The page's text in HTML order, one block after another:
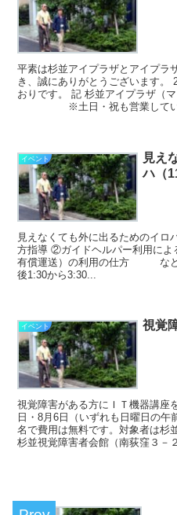
平素は杉並アイプラザとアイプラ
き、誠にありがとうございます。
おりです。 記 杉並アイプラザ（
※土日・祝も営業してい
イベント
見え
ハ（
見えなくても外に出るためのイ
方指導 ②ガイドヘルパー利用に
有償運送）の利用の仕方 な
後1:30から3:30...
イベント 視覚
視覚障害がある方にＩＴ機器講座
日・8月6日（いずれも日曜日の
名で費用は無料です。対象者は杉
杉並視覚障害者会館（南荻窪３－